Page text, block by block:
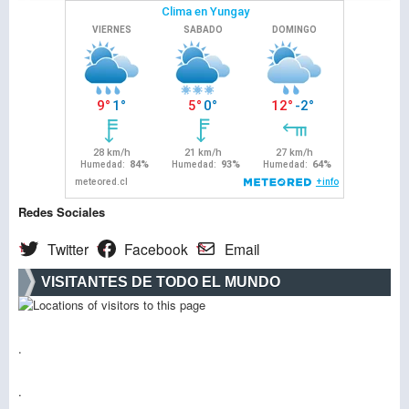
Redes Sociales
Twitter Facebook Email
VISITANTES DE TODO EL MUNDO
.
.